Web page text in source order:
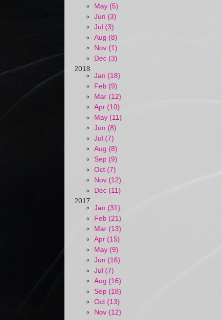
May (5)
Jun (3)
Jul (3)
Aug (8)
Nov (1)
Dec (3)
2018
Jan (18)
Feb (9)
Mar (12)
Apr (10)
May (11)
Jun (8)
Jul (7)
Aug (8)
Sep (9)
Oct (7)
Nov (12)
Dec (11)
2017
Jan (31)
Feb (21)
Mar (13)
Apr (15)
May (9)
Jun (16)
Jul (7)
Aug (16)
Sep (18)
Oct (13)
Nov (12)